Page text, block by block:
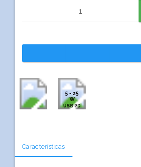
5 - 25
W
USB PD
Características